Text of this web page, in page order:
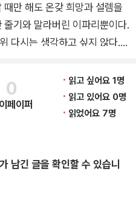
만 해도 온갖 희망과 설렘을
기와 말라버린 이파리뿐이다.
다시는 생각하고 싶지 않다.
거름을 뿌리지는 않았는지 말
에 쏟은 모든 노력이 작물에게
도 흙과 비료에 신경을 써야 한
장 먼저 흙과 비료를 챙긴다.
성공의 보증수표이기 때문이
농사 흙 만들기 · 비료 사용법
0
페이퍼
읽고 싶어요 1명
읽고 있어요 0명
읽었어요 7명
남긴 글을 확인할 수 있습니